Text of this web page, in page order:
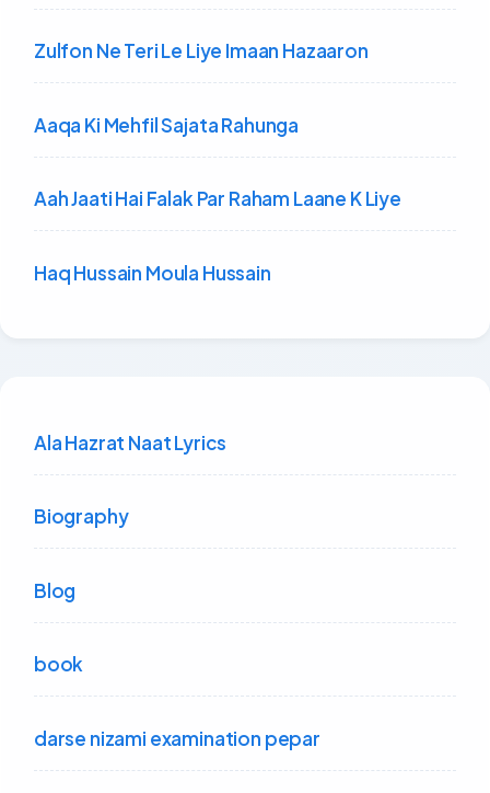
Zulfon Ne Teri Le Liye Imaan Hazaaron
Aaqa Ki Mehfil Sajata Rahunga
Aah Jaati Hai Falak Par Raham Laane K Liye
Haq Hussain Moula Hussain
Ala Hazrat Naat Lyrics
Biography
Blog
book
darse nizami examination pepar